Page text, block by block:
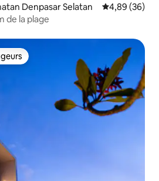
Denpasar Selatan Évaluation
4,89 (36)
de la plage
les plus appréciés